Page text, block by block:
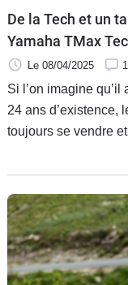
De la Tech et un
Yamaha TMax
Le 08/04/2025 1
Si l’on imagine
24 ans d’existence,
toujours se vendre
domine la catégorie
que lui-même à
entame sa 9ème